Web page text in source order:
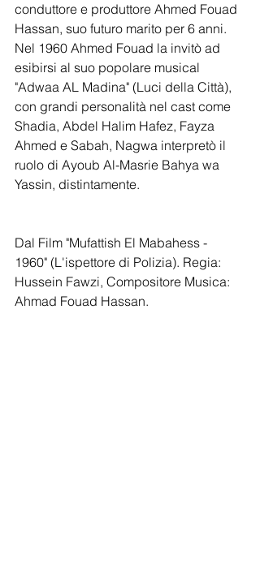
conduttore e produttore Ahmed Fouad
Hassan, suo futuro marito per 6 anni.
Nel 1960 Ahmed Fouad la invitò ad
esibirsi al suo popolare musical
"Adwaa AL Madina" (Luci della Città),
con grandi personalità nel cast come
Shadia, Abdel Halim Hafez, Fayza
Ahmed e Sabah, Nagwa interpretò il
ruolo di Ayoub Al-Masrie Bahya wa
Yassin, distintamente.
Dal Film "Mufattish El Mabahess -
1960" (L'ispettore di Polizia). Regia:
Hussein Fawzi, Compositore Musica:
Ahmad Fouad Hassan.